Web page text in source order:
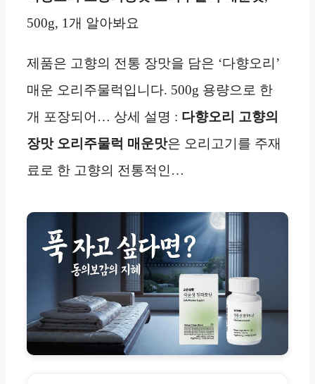
500g, 1개 알아봐요
제품은 고향의 전통 장맛을 담은 ‘다향오리’
매운 오리주물럭입니다. 500g 용량으로 한
개 포장되어… 상세 설명 : 다향오리 고향의
장맛 오리주물럭 매운맛은 오리고기를 주재
료로 한 고향의 전통적인…